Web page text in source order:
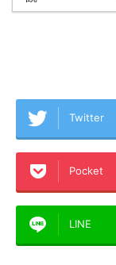
Twitter
Pocket
LINE